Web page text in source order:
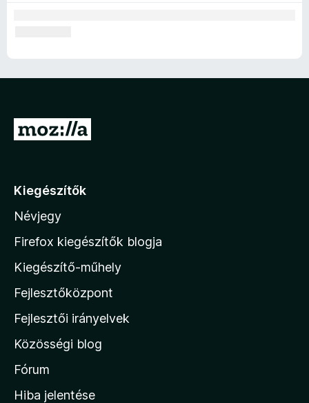
U
á
a
M
z
i
l
a
h
o
Kiegészítők
Névjegy
Firefox kiegészítők blogja
Kiegészítő-műhely
Fejlesztőközpont
Fejlesztői irányelvek
Közösségi blog
Fórum
Hiba jelentése